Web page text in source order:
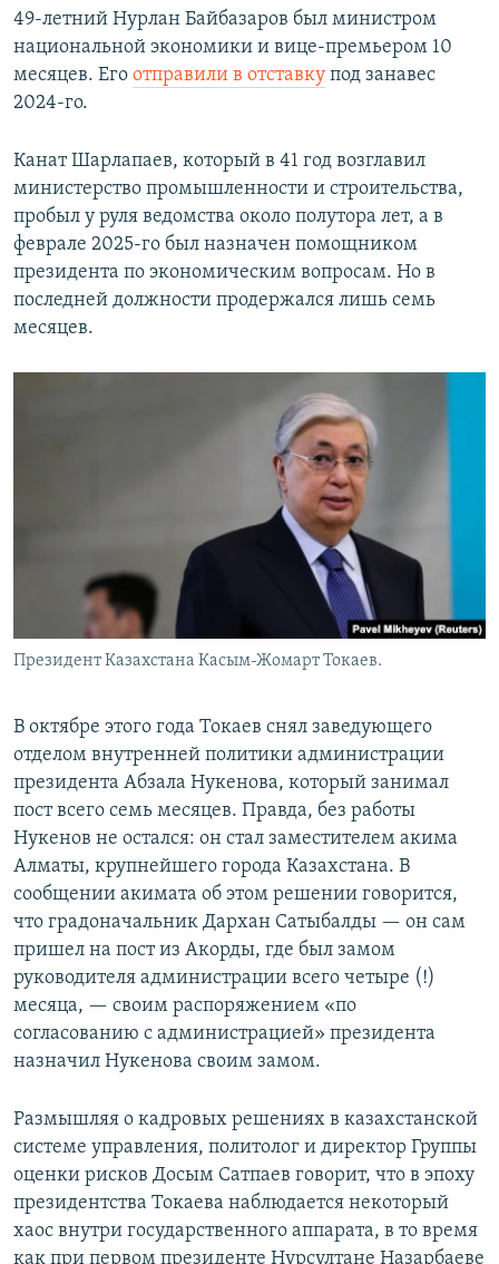
49-летний Нурлан Байбазаров был министром
национальной экономики и вице-премьером 10
месяцев. Его отправили в отставку под занавес
2024-го.
Канат Шарлапаев, который в 41 год возглавил
министерство промышленности и строительства,
пробыл у руля ведомства около полутора лет, а в
феврале 2025-го был назначен помощником
президента по экономическим вопросам. Но в
последней должности продержался лишь семь
месяцев.
Президент Казахстана Касым-Жомарт Токаев.
В октябре этого года Токаев снял заведующего
отделом внутренней политики администрации
президента Абзала Нукенова, который занимал
пост всего семь месяцев. Правда, без работы
Нукенов не остался: он стал заместителем акима
Алматы, крупнейшего города Казахстана. В
сообщении акимата об этом решении говорится,
что градоначальник Дархан Сатыбалды — он сам
пришел на пост из Акорды, где был замом
руководителя администрации всего четыре (!)
месяца, — своим распоряжением «по
согласованию с администрацией» президента
назначил Нукенова своим замом.
Размышляя о кадровых решениях в казахстанской
системе управления, политолог и директор Группы
оценки рисков Досым Сатпаев говорит, что в эпоху
президентства Токаева наблюдается некоторый
хаос внутри государственного аппарата, в то время
как при первом президенте Нурсултане Назарбаеве